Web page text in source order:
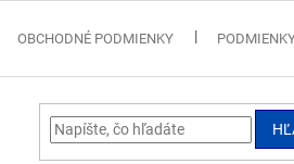
OBCHODNÉ PODMIENKY